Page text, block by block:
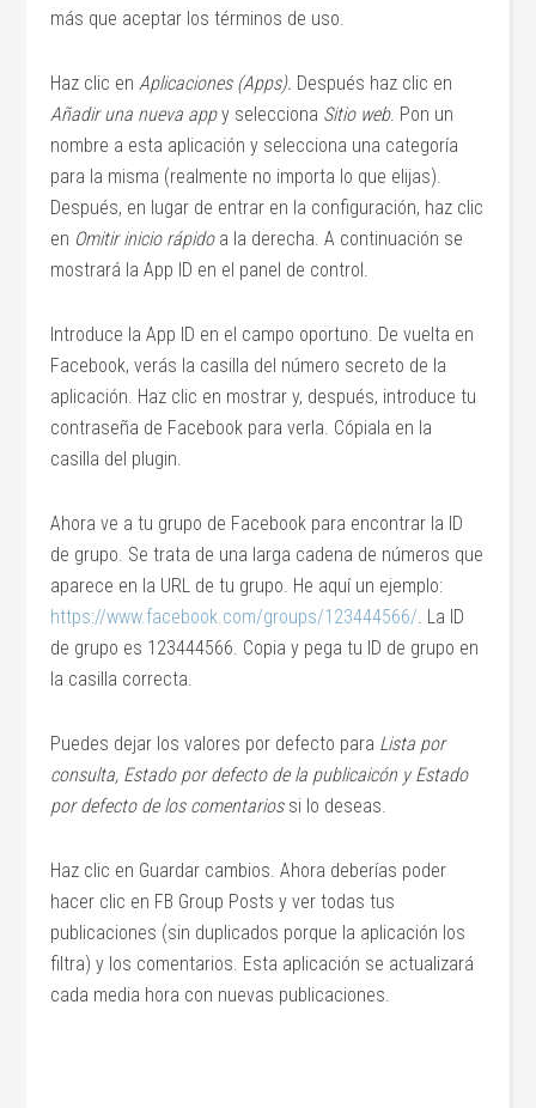
más que aceptar los términos de uso.
Haz clic enAplicaciones (Apps). Después haz clic en
Añadir una nueva appy selecciona Sitio web. Pon un
nombre a esta aplicación y selecciona una categoría
para la misma (realmente no importa lo que elijas).
Después, en lugar de entrar en la configuración, haz clic
en Omitir inicio rápido a la derecha. A continuación se
mostrará la App ID en el panel de control.
Introduce la App ID en el campo oportuno. De vuelta en
Facebook, verás la casilla del número secreto de la
aplicación. Haz clic en mostrar y, después, introduce tu
contraseña de Facebook para verla. Cópiala en la
casilla del plugin.
Ahora ve a tu grupo de Facebook para encontrar la ID
de grupo. Se trata de una larga cadena de números que
aparece en la URL de tu grupo. He aquí un ejemplo:
https://www.facebook.com/groups/123444566/. La ID
de grupo es 123444566. Copia y pega tu ID de grupo en
la casilla correcta.
Puedes dejar los valores por defecto para Lista por
consulta, Estado por defecto de la publicaicón y Estado
por defecto de los comentarios si lo deseas.
Haz clic en Guardar cambios. Ahora deberías poder
hacer clic en FB Group Posts y ver todas tus
publicaciones (sin duplicados porque la aplicación los
filtra) y los comentarios. Esta aplicación se actualizará
cada media hora con nuevas publicaciones.